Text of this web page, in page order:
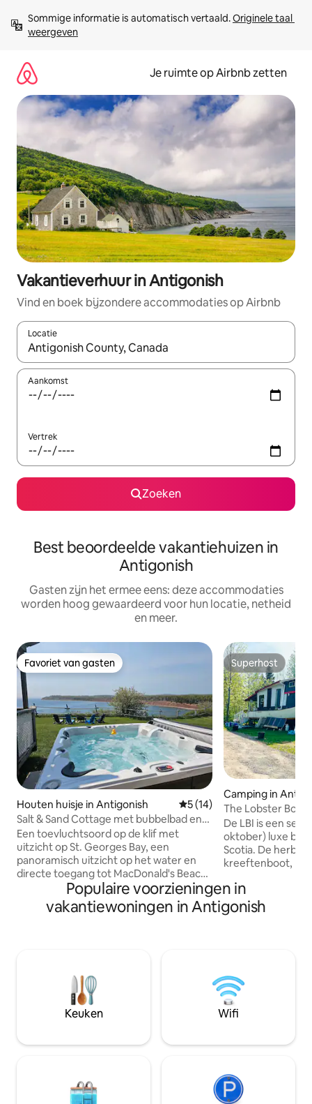
direct
naar
Sommige informatie is automatisch vertaald. Originele taal
weergeven
Je ruimte op Airbnb zetten
Vakantieverhuur in Antigonish
Vind en boek bijzondere accommodaties op Airbnb
Locatie
Wanneer er suggesties beschikbaar zijn, maak je een keuze
Aankomst
Vertrek
Zoeken
Best beoordeelde vakantiehuizen in
Antigonish
Gasten zijn het ermee eens: deze accommodaties
worden hoog gewaardeerd voor hun locatie, netheid
en meer.
Favoriet van gasten
Favoriet van gasten
Houten huisje in Antigonish Gemiddelde beoordeling
5 (14)
Salt & Sand Cottage met bubbelbad en
sauna
Een toevluchtsoord op de klif met
uitzicht op St. Georges Bay, een
panoramisch uitzicht op het water en
directe toegang tot MacDonald's Beach,
een van de warmste en zanderigste
stranden van Antigonish County — op
slechts 30 seconden rijden. 2
houtvuurplaatsen met uitzicht op de
baai Buitenbarbecue Meerdere
terrasruimtes Honden- en
gezinsvriendelijk 10 minuten van
Rustige omgeving op de klif, perfect om
Superhost
Superhost
Camping in
The Lobster Boat
De LBI is een
oktober) luxe
Scotia. De
kreeftenboot,
(NOMOH2O) Geniet van luxe
GLAMPING met
die de rijke
opzetten. Boek
de natuur langs
aan boord of in je
Populaire voorzieningen in
vakantiewoningen in Antigonish
Keuken Wifi